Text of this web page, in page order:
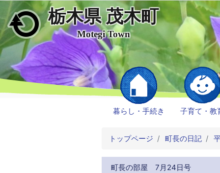
メインコンテンツにスキップ
栃木県 茂木町
Motegi Town
暮らし・手続き 子育て・教
トップページ 町長の日記
町長の部屋 7月24日号